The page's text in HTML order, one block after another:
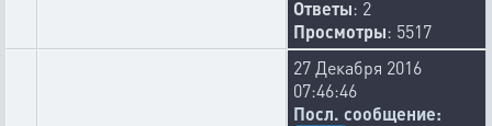
Ответы: 2
Просмотры: 5517
27 Декабря 2016
07:46:46
Посл. сообщение: